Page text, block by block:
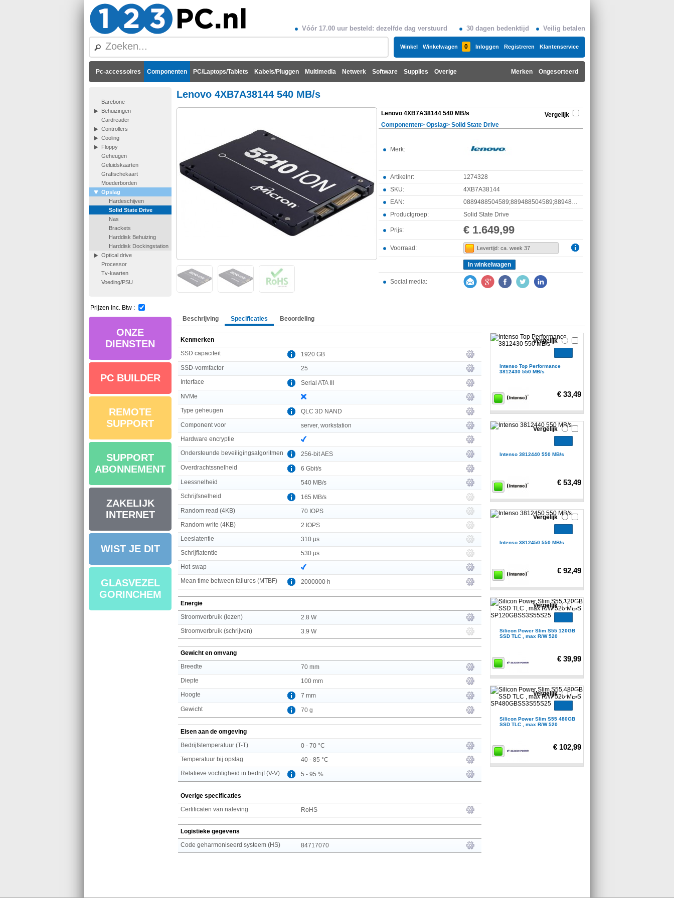
Vóór 17.00 uur besteld: dezelfde dag verstuurd 30 dagen bedenktijd Veilig betalen
Winkel Winkelwagen 0 Inloggen Registreren Klantenservice
Pc-accessoires Componenten PC/Laptops/Tablets Kabels/Pluggen Multimedia Netwerk Software Supplies Overige Ongesorteerd
Merken
Barebone
Behuizingen
Cardreader
Controllers
Cooling
Floppy
Geheugen
Geluidskaarten
Grafischekaart
Moederborden
Opslag
Hardeschijven
Solid State Drive
Nas
Brackets
Harddisk Behuizing
Harddisk Dockingstation
Optical drive
Processor
Tv-kaarten
Voeding/PSU
Prijzen Inc. Btw :
ONZE
DIENSTEN
PC BUILDER
REMOTE
SUPPORT
SUPPORT
ABONNEMENT
ZAKELIJK
INTERNET
WIST JE DIT
GLASVEZEL
GORINCHEM
Lenovo 4XB7A38144 540 MB/s
Lenovo 4XB7A38144 540 MB/s
Vergelijk
Componenten> Opslag> Solid State Drive
Merk:
Artikelnr:
1274328
SKU:
4XB7A38144
EAN:
Productgroep:
Solid State Drive
Prijs: € 1.649,99
Voorraad: Levertijd: ca. week 37
In winkelwagen
Social media:
Beschrijving Specificaties Beoordeling
Kenmerken
SSD capaciteit
1920 GB
SSD-vormfactor
25
Interface
Serial ATA III
NVMe
Type geheugen
QLC 3D NAND
Component voor
server, workstation
Hardware encryptie
Ondersteunde beveiligingsalgoritmen
256-bit AES
Overdrachtssnelheid
6 Gbit/s
Leessnelheid
540 MB/s
Schrijfsnelheid
165 MB/s
Random read (4KB)
70 IOPS
Random write (4KB)
2 IOPS
Leeslatentie
310 µs
Schrijflatentie
530 µs
Hot-swap
Mean time between failures (MTBF)
2000000 h
Energie
Stroomverbruik (lezen)
2.8 W
Stroomverbruik (schrijven)
3.9 W
Gewicht en omvang
Breedte
70 mm
Diepte
100 mm
Hoogte
7 mm
Gewicht
70 g
Eisen aan de omgeving
Bedrijfstemperatuur (T-T)
0 - 70 °C
Temperatuur bij opslag
40 - 85 °C
Relatieve vochtigheid in bedrijf (V-V)
5 - 95 %
Overige specificaties
Certificaten van naleving
RoHS
Logistieke gegevens
Code geharmoniseerd systeem (HS)
84717070
Intenso Top Performance
3812430 550 MB/s
€ 33,49
Vergelijk
Intenso 3812440 550 MB/s
€ 53,49
Vergelijk
Intenso 3812450 550 MB/s
€ 92,49
Vergelijk
Silicon Power Slim S55 120GB
SSD TLC , max R/W 520
€ 39,99
Vergelijk
Silicon Power Slim S55 480GB
SSD TLC , max R/W 520
€ 102,99
Vergelijk